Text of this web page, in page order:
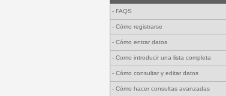
- FAQS
- Cómo registrarse
- Cómo entrar datos
- Como introducir una lista completa
- Cómo consultar y editar datos
- Cómo hacer consultas avanzadas